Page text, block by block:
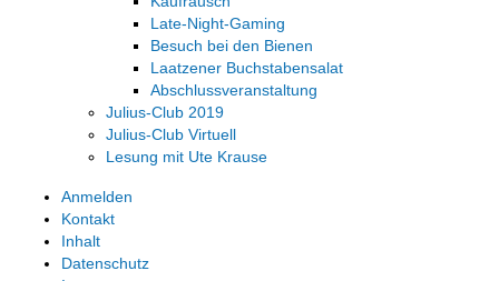
Late-Night-Gaming
Besuch bei den Bienen
Laatzener Buchstabensalat
Abschlussveranstaltung
Julius-Club 2019
Julius-Club Virtuell
Lesung mit Ute Krause
Anmelden
Kontakt
Inhalt
Datenschutz